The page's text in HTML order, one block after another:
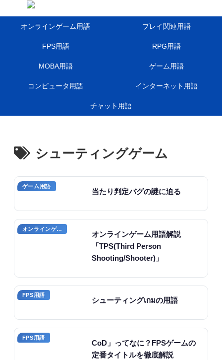
オンラインゲーム用語 プレイ関連用語
FPS用語 RPG用語
MOBA用語 ゲーム用語
コンピュータ用語 インターネット用語
チャット用語
シューティングゲーム
ゲーム用語
当たり判定バグの謎に迫る
オンラインゲーム用語
オンラインゲーム用語解説
「TPS(Third Person
Shooting/Shooter)」
FPS用語
シューティングเกมの用語
FPS用語
CoD」ってなに？FPSゲームの
定番タイトルを徹底解説